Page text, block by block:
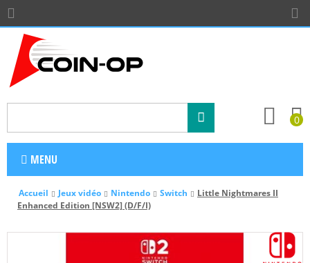
0
MENU
Accueil Jeux vidéo Nintendo Switch
Little Nightmares II
Enhanced Edition [NSW2] (D/F/I)